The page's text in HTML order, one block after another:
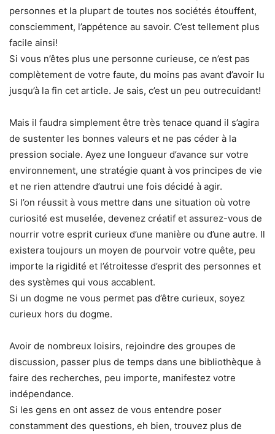
personnes et la plupart de toutes nos sociétés étouffent,
consciemment, l’appétence au savoir. C’est tellement plus
facile ainsi!
Si vous n’êtes plus une personne curieuse, ce n’est pas
complètement de votre faute, du moins pas avant d’avoir lu
jusqu’à la fin cet article. Je sais, c’est un peu outrecuidant!
Mais il faudra simplement être très tenace quand il s’agira
de sustenter les bonnes valeurs et ne pas céder à la
pression sociale. Ayez une longueur d’avance sur votre
environnement, une stratégie quant à vos principes de vie
et ne rien attendre d’autrui une fois décidé à agir.
Si l’on réussit à vous mettre dans une situation où votre
curiosité est muselée, devenez créatif et assurez-vous de
nourrir votre esprit curieux d’une manière ou d’une autre. Il
existera toujours un moyen de pourvoir votre quête, peu
importe la rigidité et l’étroitesse d’esprit des personnes et
des systèmes qui vous accablent.
Si un dogme ne vous permet pas d’être curieux, soyez
curieux hors du dogme.
Avoir de nombreux loisirs, rejoindre des groupes de
discussion, passer plus de temps dans une bibliothèque à
faire des recherches, peu importe, manifestez votre
indépendance.
Si les gens en ont assez de vous entendre poser
constamment des questions, eh bien, trouvez plus de